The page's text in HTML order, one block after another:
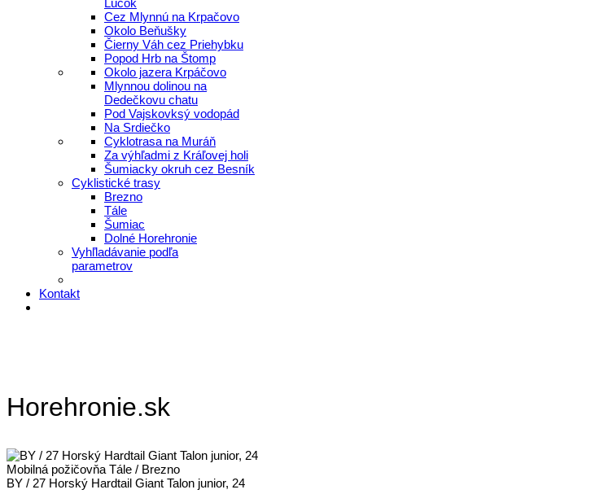
Lúčok
Cez Mlynnú na Krpačovo
Okolo Beňušky
Čierny Váh cez Priehybku
Popod Hrb na Štomp
Okolo jazera Krpáčovo
Mlynnou dolinou na
Dedečkovu chatu
Pod Vajskovksý vodopád
Na Srdiečko
Cyklotrasa na Muráň
Za výhľadmi z Kráľovej holi
Šumiacky okruh cez Besník
Cyklistické trasy
Brezno
Tále
Šumiac
Dolné Horehronie
Vyhľladávanie podľa
parametrov
Kontakt
Horehronie.sk
Mobilná požičovňa Tále / Brezno
BY / 27 Horský Hardtail Giant Talon junior, 24